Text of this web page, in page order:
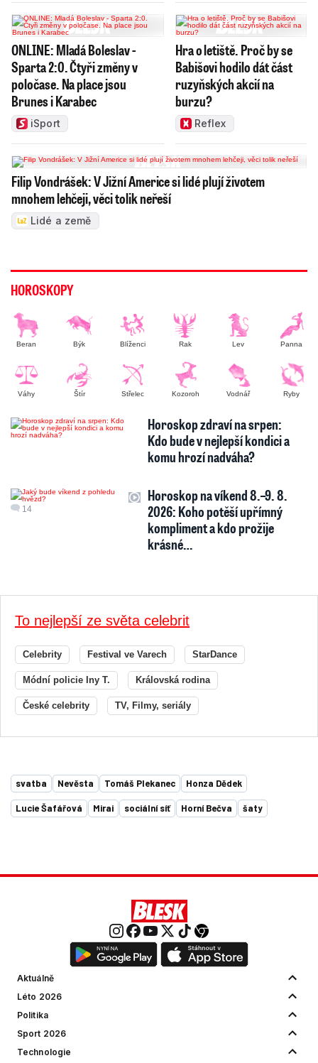
ONLINE: Mladá Boleslav -
Sparta 2:0. Čtyři změny v
poločase. Na place jsou
Brunes i Karabec
iSport
Hra o letiště. Proč by se
Babišovi hodilo dát část
ruzyňských akcií na
burzu?
Reflex
Filip Vondrášek: V Jižní Americe si lidé plují životem
mnohem lehčeji, věci tolik neřeší
Lidé a země
HOROSKOPY
Beran Býk Blíženci Rak Lev Panna
Váhy Štír Střelec Kozoroh Vodnář Ryby
Horoskop zdraví na srpen:
Kdo bude v nejlepší kondici a
komu hrozí nadváha?
14
Horoskop na víkend 8.–9. 8.
2026: Koho potěší upřímný
kompliment a kdo prožije
krásné…
To nejlepší ze světa celebrit
Celebrity Festival ve Varech StarDance
Módní policie Iny T. Královská rodina
České celebrity TV, Filmy, seriály
svatba Nevěsta Tomáš Plekanec Honza Dědek
Lucie Šafářová Mirai sociální síť Horní Bečva šaty
Aktuálně
Léto 2026
Politika
Sport 2026
Technologie